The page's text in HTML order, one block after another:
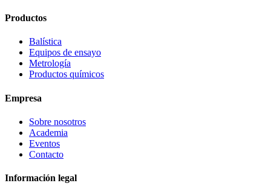
Productos
Balística
Equipos de ensayo
Metrología
Productos químicos
Empresa
Sobre nosotros
Academia
Eventos
Contacto
Información legal